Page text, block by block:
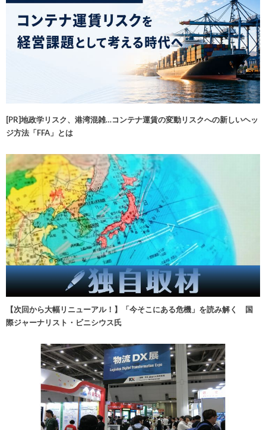
[PR]地政学リスク、港湾混雑…コンテナ運賃の変動リスクへの新しいヘッ
ジ方法「FFA」とは
【次回から大幅リニューアル！】「今そこにある危機」を読み解く 国
際ジャーナリスト・ビニシウス氏